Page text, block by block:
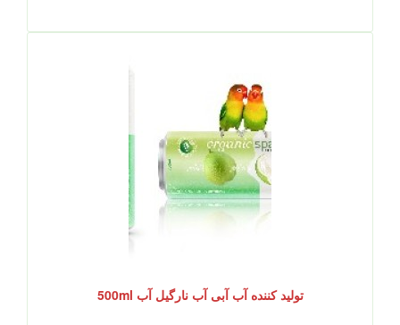
تولید کننده آب آبی آب نارگیل آب 500ml